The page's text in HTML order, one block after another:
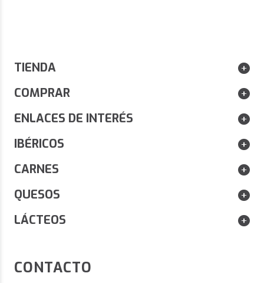
DISFRUTA DE UN 10% DE DESCUENTO EN
PEDIDOS SUPERIORES A 80 € EN PRODUCTOS
TIENDA
COMPRAR
ENLACES DE INTERÉS
IBÉRICOS
CARNES
QUESOS
LÁCTEOS
CONTACTO